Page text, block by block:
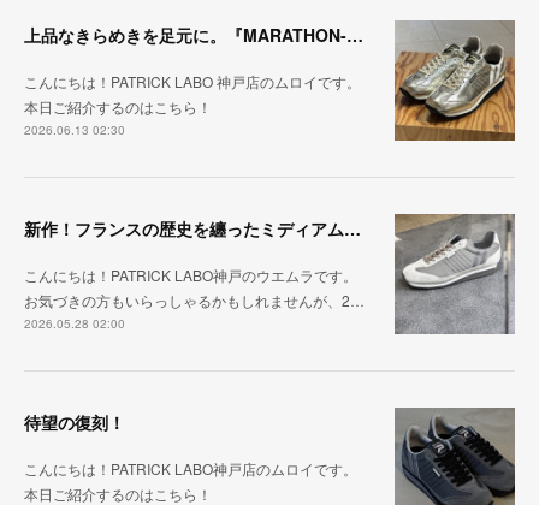
上品なきらめきを足元に。『MARATHON-HAKU』
こんにちは！PATRICK LABO 神戸店のムロイです。
本日ご紹介するのはこちら！
2026.06.13 02:30
新作！フランスの歴史を纏ったミディアムグレー「MARATHON_CASTLE」
こんにちは！PATRICK LABO神戸のウエムラです。
お気づきの方もいらっしゃるかもしれませんが、2…
2026.05.28 02:00
待望の復刻！
こんにちは！PATRICK LABO神戸店のムロイです。
本日ご紹介するのはこちら！